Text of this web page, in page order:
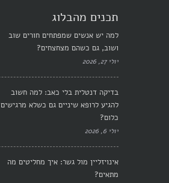
תכנים מהבלוג
למה יש אנשים שמפתחים חורים שוב
ושוב, גם כשהם מצחצחים?
יולי 27, 2026
בדיקה דנטלית בלי כאב: למה חשוב
להגיע לרופא שיניים גם כשלא מרגישים
כלום?
יולי 6, 2026
אינויזליין מול גשר: איך מחליטים מה
מתאים?